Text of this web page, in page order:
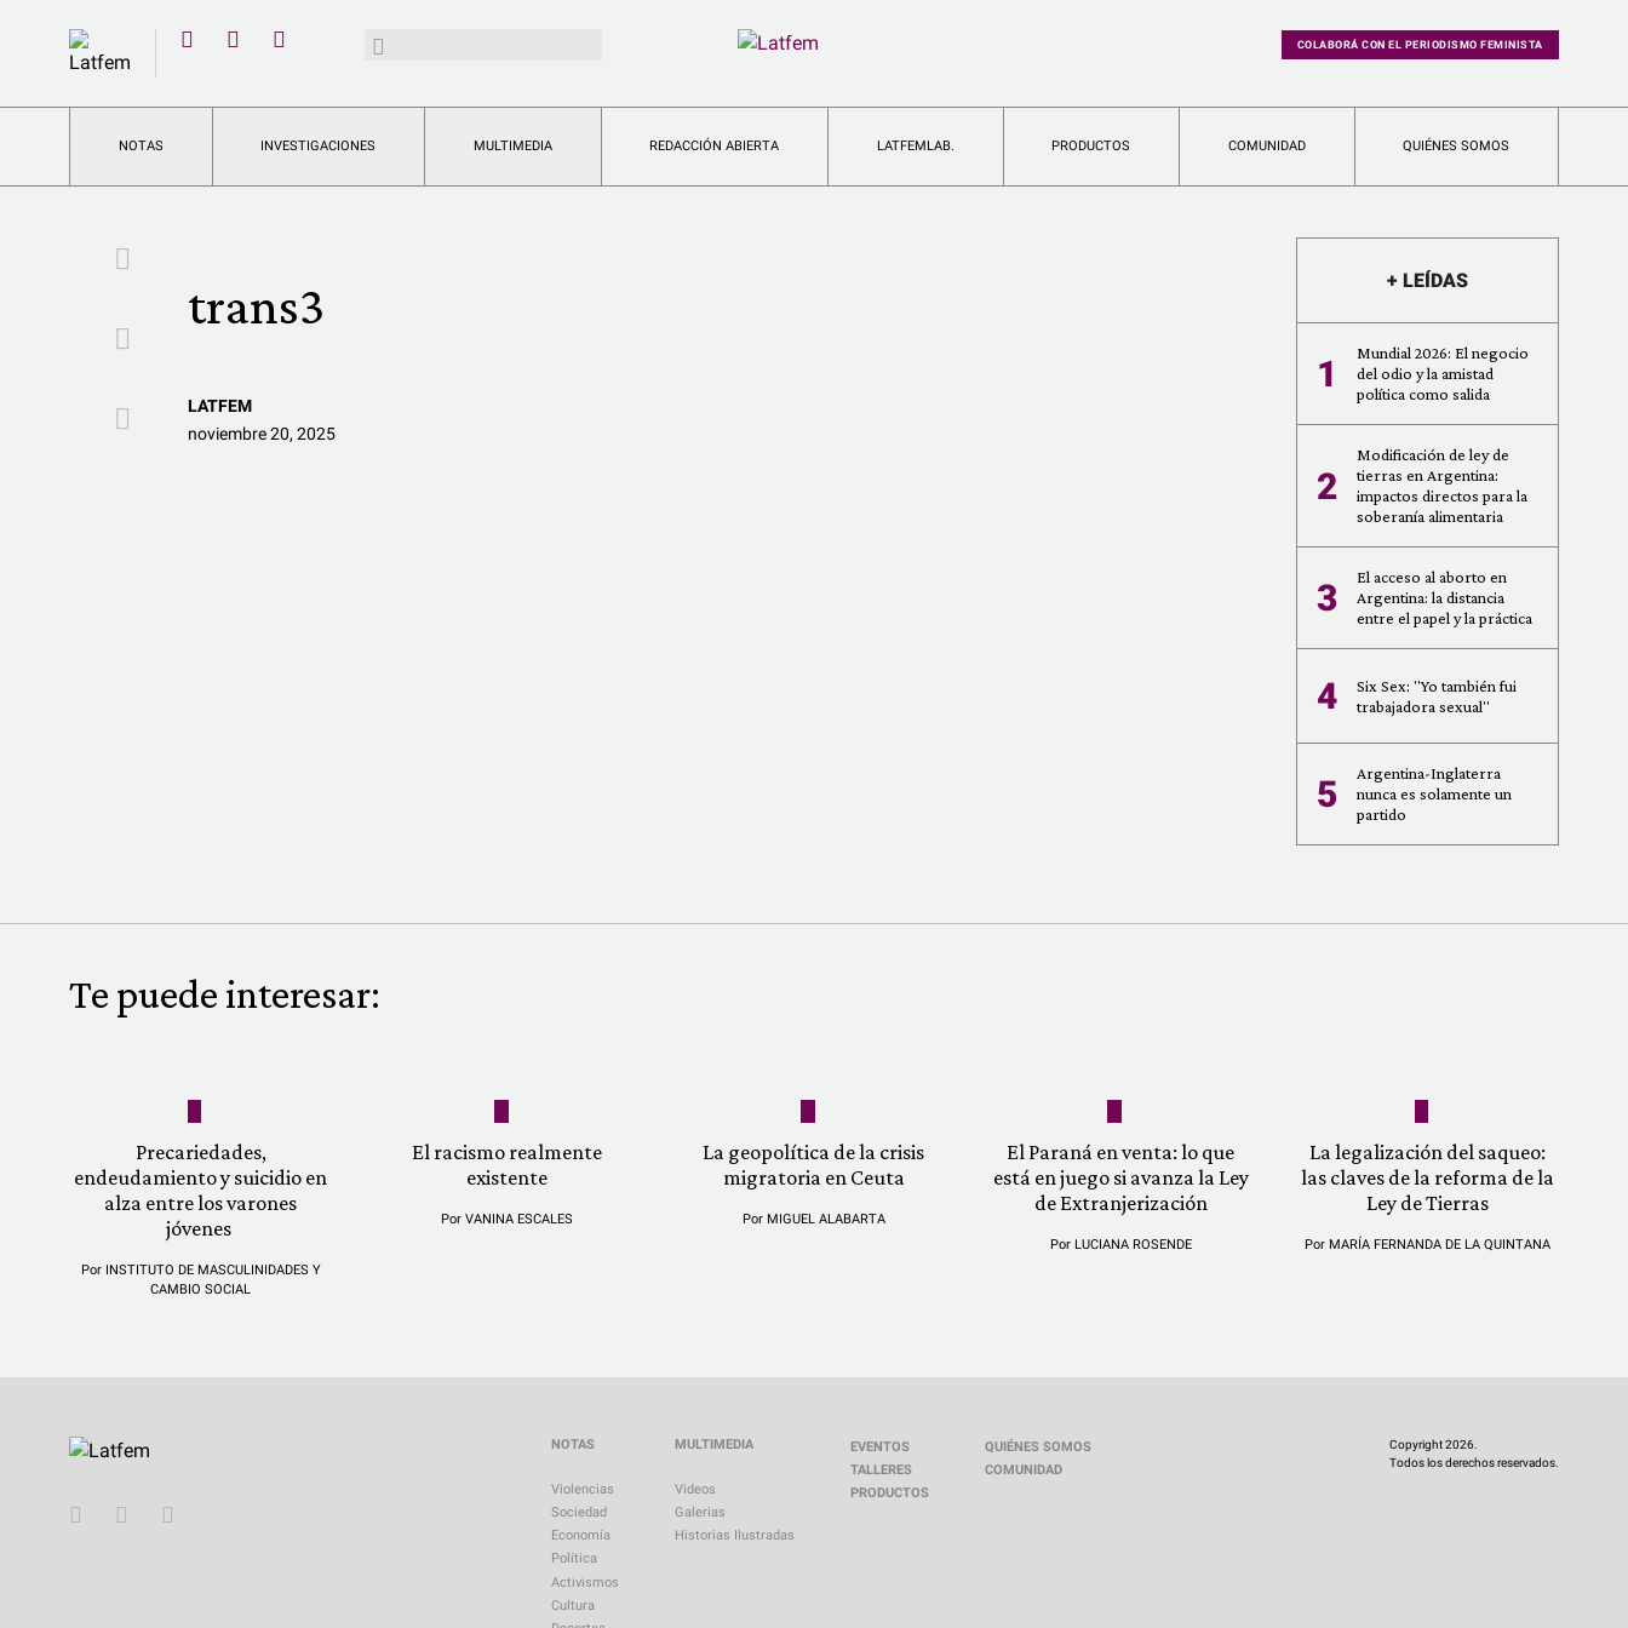
YouTubeBuscar: COLABORÁ CON EL PERIODISMO FEMINISTA
NOTAS INVESTIGACIONES MULTIMEDIA REDACCIÓN ABIERTA LATFEMLAB. PRODUCTOS COMUNIDAD QUIÉNES SOMOS
Email
trans3
LATFEM
noviembre 20, 2025
+ LEÍDAS
1
Mundial 2026: El negocio
del odio y la amistad
política como salida
2
Modificación de ley de
tierras en Argentina:
impactos directos para la
soberanía alimentaria
3
El acceso al aborto en
Argentina: la distancia
entre el papel y la práctica
4
Six Sex: "Yo también fui
trabajadora sexual"
5
Argentina-Inglaterra
nunca es solamente un
partido
Te puede interesar:
Precariedades,
endeudamiento y suicidio en
alza entre los varones
jóvenes
Por INSTITUTO DE MASCULINIDADES Y
CAMBIO SOCIAL
El racismo realmente
existente
PorVANINA ESCALES
La geopolítica de la crisis
migratoria en Ceuta
Por MIGUEL ALABARTA
El Paraná en venta: lo que
está en juego si avanza la Ley
de Extranjerización
Por LUCIANA ROSENDE
La legalización del saqueo:
las claves de la reforma de la
Ley de Tierras
Por MARÍA FERNANDA DE LA QUINTANA
NOTAS
Violencias
Sociedad
Economía
Política
Activismos
Cultura
MULTIMEDIA
Videos
Galerias
Historias Ilustradas
EVENTOS
TALLERES
PRODUCTOS
QUIÉNES SOMOS
COMUNIDAD
Copyright 2026.
Todos los derechos reservados.